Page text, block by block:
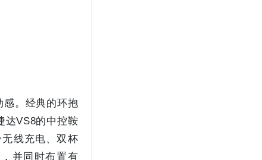
感。经典的环抱
达VS8的中控鞍
线充电、双杯
并同时布置有